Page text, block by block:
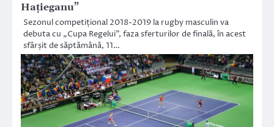
Hațieganu”
Sezonul competițional 2018-2019 la rugby masculin va
debuta cu „Cupa Regelui”, faza sferturilor de finală, în acest
sfârșit de săptămână, 11…